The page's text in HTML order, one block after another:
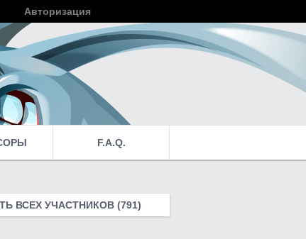
Авторизация
F.A.Q.
ВСЕХ УЧАСТНИКОВ (791)